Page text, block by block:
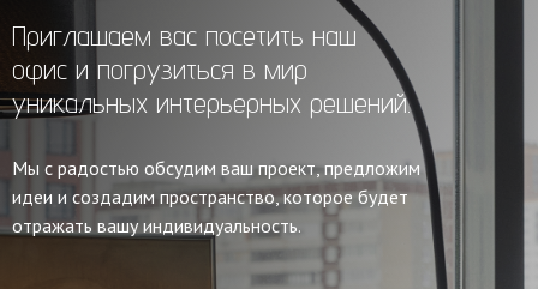
Приглашаем вас посетить наш
офис и погрузиться в мир
уникальных интерьерных решений.
Мы с радостью обсудим ваш проект, предложим
идеи и создадим пространство, которое будет
отражать вашу индивидуальность.